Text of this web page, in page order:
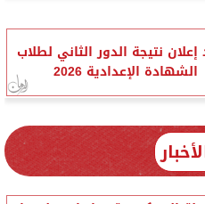
نتيجة الدور الثاني لطلاب
الشهادة الإعدادية 2026